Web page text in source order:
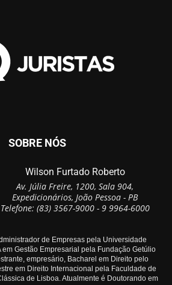
SOBRE NÓS
Wilson Furtado Roberto
Av. Júlia Freire, 1200, Sala 904,
Expedicionários, João Pessoa - PB
Telefone: (83) 3567-9000 - 9 9964-6000
de Empresas pela Universidade
em Gestão Empresarial pela Fundação Getúlio
empresário, Bacharel em Direito pelo
em Direito Internacional pela Faculdade de
de Lisboa. Atualmente é Doutorando em